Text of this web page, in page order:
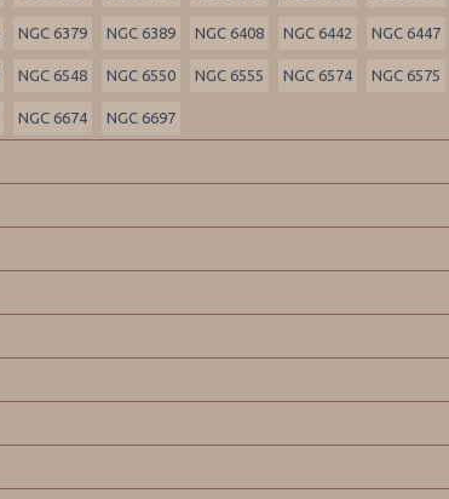
NGC 6379 NGC 6389 NGC 6408 NGC 6442 NGC 6447
NGC 6548 NGC 6550 NGC 6555 NGC 6574 NGC 6575
NGC 6674 NGC 6697